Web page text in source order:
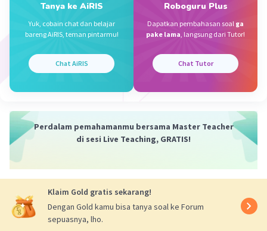
Kesimpulan:
Jadi, suhu logam jika diukur menggunakan termometer
Reamur dan Fahrenheit berturut-turut adalah 108R dan
Beri Rating·4.6( Balas
15 Juli 2024 06:54
Beri Rating·5.0(2) Balas
Tanya ke AiRIS
Yuk, cobain chat dan belajar
bareng AiRIS, teman pintarmu!
Chat AiRIS
Roboguru Plus
Dapatkan pembahasan soal ga
pake lama, langsung dari Tutor!
Chat Tutor
Perdalam pemahamanmu bersama Master Teacher
di sesi Live Teaching, GRATIS!
Klaim Gold gratis sekarang!
Dengan Gold kamu bisa tanya soal ke Forum
sepuasnya, lho.